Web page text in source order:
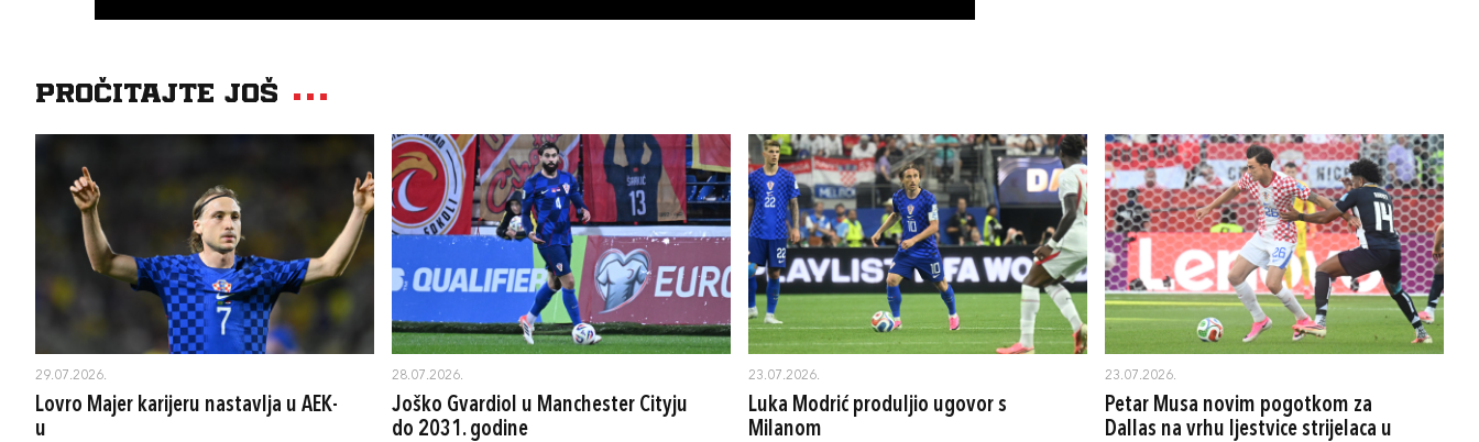
Pročitajte još
29.07.2026.
Lovro Majer karijeru nastavlja u AEK-
u
28.07.2026.
Joško Gvardiol u Manchester Cityju
do 2031. godine
23.07.2026.
Luka Modrić produljio ugovor s
Milanom
23.07.2026.
Petar Musa novim pogotkom za
Dallas na vrhu ljestvice strijelaca u